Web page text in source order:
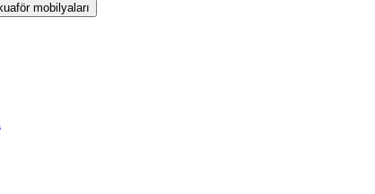
kuaför mobilyaları